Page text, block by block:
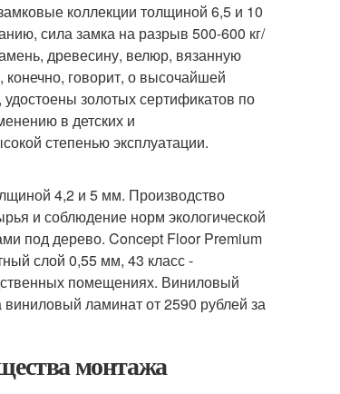
коллекции толщиной 6,5 и 10
сила замка на разрыв 500-600 кг/
древесину, велюр, вязанную
говорит, о высочайшей
золотых сертификатов по
в детских и
степенью эксплуатации.
4,2 и 5 мм. Производство
и соблюдение норм экологической
под дерево. Concept Floor Premium
слой 0,55 мм, 43 класс -
помещениях. Виниловый
ламинат от 2590 рублей за
монтажа